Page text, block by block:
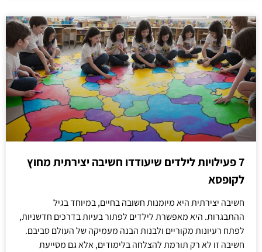
7 פעילויות לילדים שיעודדו חשיבה יצירתית מחוץ
לקופסא
חשיבה יצירתית היא מיומנות חשובה בחיים, במיוחד בגיל
ההתבגרות. היא מאפשרת לילדים לפתור בעיות בדרכים חדשניות,
לפתח רעיונות מקוריים ולבנות הבנה מעמיקה של העולם סביבם.
חשיבה זו לא רק תורמת להצלחה בלימודים, אלא גם מסייעת